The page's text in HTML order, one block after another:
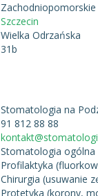
Zachodniopomorskie
Szczecin
Wielka Odrzańska
31b
Stomatologia na
91 812 88 88
Stomatologia ogólna
Profilaktyka
Chirurgia (usuwanie
Protetyka (korony,